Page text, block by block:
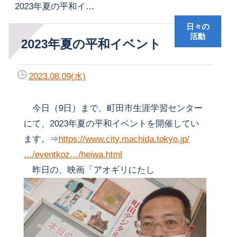
2023年夏の平和イベント
2023年夏の平和イベント
日々の
活動
2023.08.09(水)
今日（9日）まで、町田市生涯学習センター
にて、2023年夏の平和イベントを開催してい
ます。⇒https://www.city.machida.tokyo.jp/
…/eventkoz…/heiwa.html
昨日の、映画「アオギリにたし